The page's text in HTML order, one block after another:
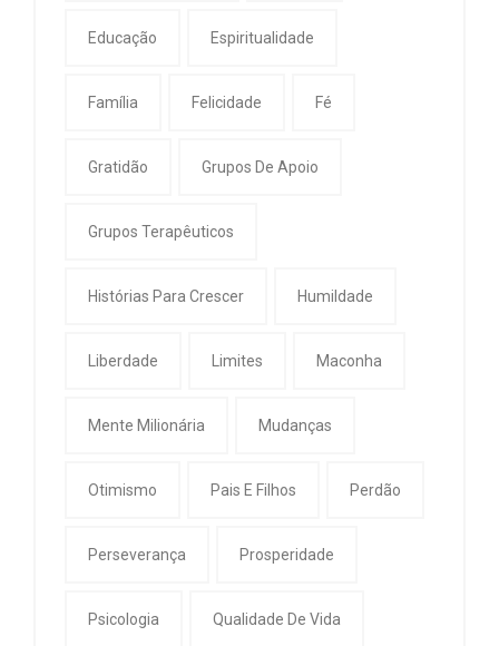
Educação Espiritualidade
Família Felicidade Fé
Gratidão Grupos De Apoio
Grupos Terapêuticos
Histórias Para Crescer Humildade
Liberdade Limites Maconha
Mente Milionária Mudanças
Otimismo Pais E Filhos Perdão
Perseverança Prosperidade
Psicologia Qualidade De Vida